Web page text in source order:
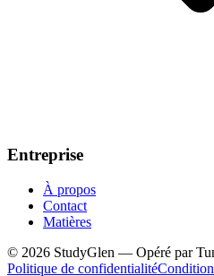
Entreprise
À propos
Contact
Matières
© 2026 StudyGlen — Opéré par
Politique de confidentialité